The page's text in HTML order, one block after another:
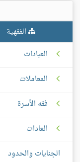
الفقهية
العبادات
المعاملات
فقه الأسرة
العادات
الجنايات والحدود